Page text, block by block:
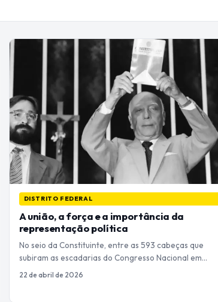
DISTRITO FEDERAL
A união, a força e a importância da
representação política
No seio da Constituinte, entre as 593 cabeças que
subiram as escadarias do Congresso Nacional em…
22 de abril de 2026